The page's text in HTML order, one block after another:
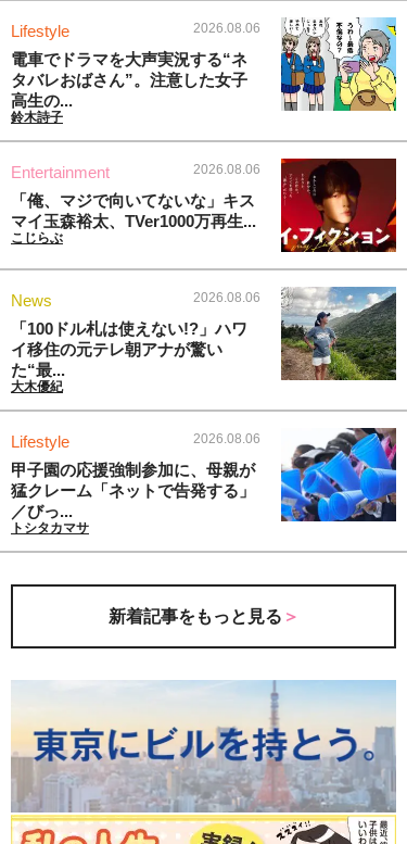
Lifestyle 2026.08.06
電車でドラマを大声実況する“ネ
タバレおばさん”。注意した女子
高生の...
鈴木詩子
Entertainment 2026.08.06
「俺、マジで向いてないな」キス
マイ玉森裕太、TVer1000万再生...
こじらぶ
News 2026.08.06
「100ドル札は使えない!?」ハワ
イ移住の元テレ朝アナが驚い
た“最...
大木優紀
Lifestyle 2026.08.06
甲子園の応援強制参加に、母親が
猛クレーム「ネットで告発する」
／びっ...
トシタカマサ
新着記事をもっと見る